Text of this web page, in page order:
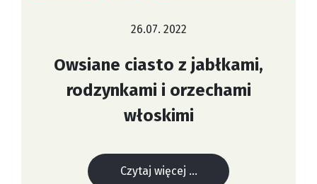
26.07. 2022
Owsiane ciasto z jabłkami,
rodzynkami i orzechami
włoskimi
Czytaj więcej ...